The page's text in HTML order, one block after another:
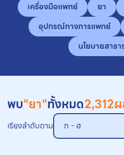
เครื่องมือแพทย์ ยา
อุปกรณ์ทางการแพทย์
นโยบายสาธ
พบ"ยา"ทั้งหมด2,312
เรียงลำดับตาม ก - ฮ